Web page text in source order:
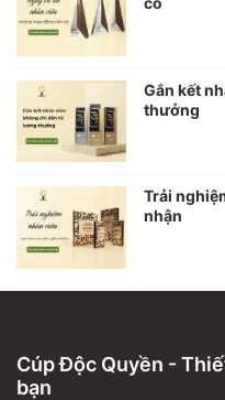
Gắn kết
thưởng
Trải
nhận
Cúp Độc Quyền -
bạn